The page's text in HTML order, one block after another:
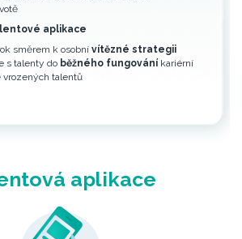
aplikace
směrem k osobní vítězné strategii
s talenty do běžného fungováníkariérní
vrozených talentů
aplikace